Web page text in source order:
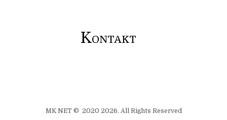
KONTAKT
MK NET © 2020 2026. All Rights Reserved